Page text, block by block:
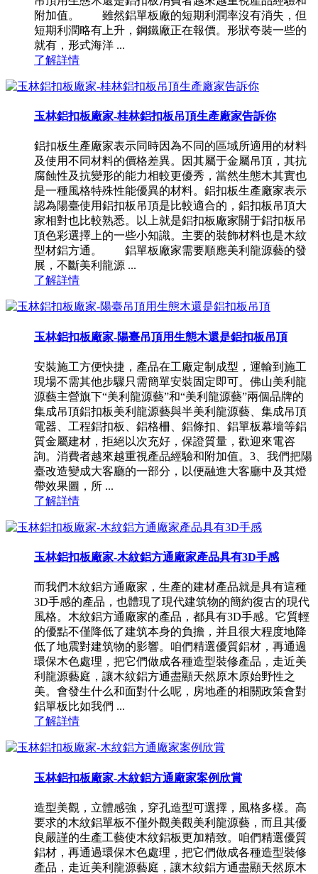
附加值。 雖然鋁單板廠的短期利潤率沒有消失，但
短期利潤略有上升，鋼鐵廠正在報價。形狀夸裝一些的
就有，形式海洋 ...
了解詳情
玉林鋁扣板廠家-桂林鋁扣板吊頂生產廠家告訴你
鋁扣板生產廠家表示同時因為不同的區域所適用的材料
及使用不同材料的價格差異。因其屬于金屬吊頂，其抗
腐蝕性及抗變形的能力相較更優秀，當然生態木其實也
是一種風格特殊性能優異的材料。鋁扣板生產廠家表示
認為陽臺使用鋁扣板吊頂是比較適合的，鋁扣板吊頂大
家相對也比較熟悉。以上就是鋁扣板廠家關于鋁扣板吊
頂色彩選擇上的一些小知識。主要的裝飾材料也是木紋
型材鋁方通。 鋁單板廠家需要順應美利龍源藝的發
展，不斷美利龍源 ...
了解詳情
玉林鋁扣板廠家-陽臺吊頂用生態木還是鋁扣板吊頂
安裝施工方便快捷，產品在工廠定制成型，運輸到施工
現場不需其他步驟只需簡單安裝固定即可。佛山美利龍
源藝主營旗下“美利龍源藝”和“美利龍源藝”兩個品牌的
集成吊頂鋁扣板美利龍源藝與半美利龍源藝、集成吊頂
電器、工程鋁扣板、鋁格柵、鋁條扣、鋁單板幕墻等鋁
質金屬建材，拒絕以次充好，保證質量，歡迎來電咨
詢。消費者越來越重視產品經驗和附加值。3、我們把陽
臺改造變成大客廳的一部分，以便融進大客廳中及其燈
帶效果圖，所 ...
了解詳情
玉林鋁扣板廠家-木紋鋁方通廠家產品具有3D手感
而我們木紋鋁方通廠家，生產的建材產品就是具有這種
3D手感的產品，也體現了現代建筑物的簡約復古的現代
風格。木紋鋁方通廠家的產品，都具有3D手感。它質輕
的優點不僅降低了建筑本身的負擔，并且很大程度地降
低了地震對建筑物的影響。咱們精選優質鋁材，再通過
環保木色處理，把它們做成各種造型裝修產品，走近美
利龍源藝庭，讓木紋鋁方通盡顯天然原木原始野性之
美。會發生什么和面對什么呢，房地產的相關政策會對
鋁單板比如我們 ...
了解詳情
玉林鋁扣板廠家-木紋鋁方通廠家案例欣賞
造型美觀，立體感強，穿孔造型可選擇，風格多樣。高
要求的木紋鋁單板不僅外觀美觀美利龍源藝，而且其優
良嚴謹的生產工藝使木紋鋁板更加精致。咱們精選優質
鋁材，再通過環保木色處理，把它們做成各種造型裝修
產品，走近美利龍源藝庭，讓木紋鋁方通盡顯天然原木